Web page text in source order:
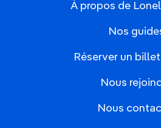
À propos de
Nos
Réserver un
Nous
Nous